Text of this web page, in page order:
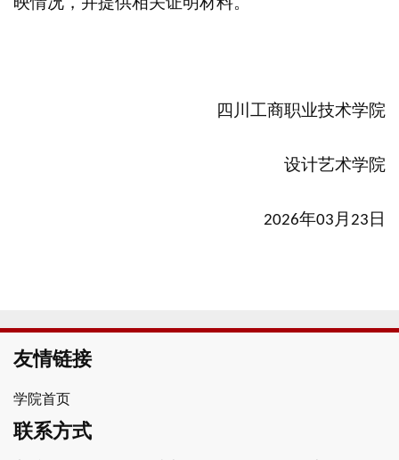
四川工商职业技术学院
设计艺术学院
2026年03 月 23 日
友情链接
学院首页
联系方式